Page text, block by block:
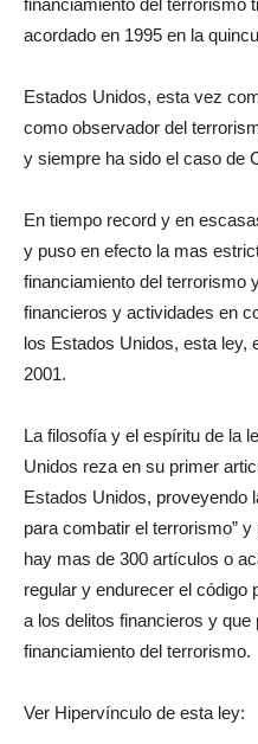
acordado en 1995 en la
Estados Unidos, esta vez
como observador del
y siempre ha sido el caso de
En tiempo record y en
y puso en efecto la mas
financiamiento del terrorismo
financieros y actividades en
los Estados Unidos, esta ley,
2001.
La filosofía y el espíritu de la
Unidos reza en su primer
Estados Unidos, proveyendo
para combatir el terrorismo”
hay mas de 300 artículos o
regular y endurecer el código
a los delitos financieros y que
financiamiento del terrorismo.
Ver Hipervínculo de esta ley: